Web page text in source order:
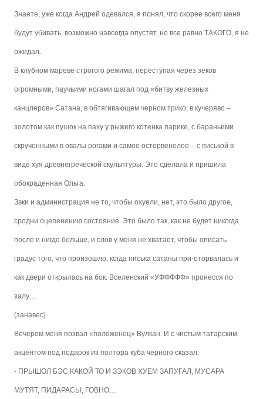
Знаете, уже когда Андрей одевался, я понял, что скорее всего меня
будут убивать, возможно навсегда опустят, но все равно ТАКОГО, я не
ожидал.
В клубном мареве строгого режима, переступая через зеков
огромными, паучьими ногами шагал под «битву железных
канцлеров» Сатана, в обтягивающем черном трико, в кучеряво –
золотом как пушок на паху у рыжего котенка парике, с бараньими
скрученными в овалы рогами и самое остервенелое – с писькой в
виде хуя древнегреческой скульптуры. Это сделала и пришила
обокраденная Ольга.
Зэки и администрация не то, чтобы охуели, нет, это было другое,
сродни оцепенению состояние. Это было так, как не будет никогда
после и нигде больше, и слов у меня не хватает, чтобы описать
градус того, что произошло, когда писька сатаны при-оторвалась и
как двери открылась на бок. Вселенский «УФФФФФ» пронесся по
залу…
(занавес)
Вечером меня позвал «положенец» Вулкан. И с чистым татарским
акцентом под подарок из полтора куба черного сказал:
- ПРЫШОЛ БЭС КАКОЙ ТО И ЗЭКОВ ХУЕМ ЗАПУГАЛ, МУСАРА
МУТЯТ, ПИДАРАСЫ, ГОВНО…